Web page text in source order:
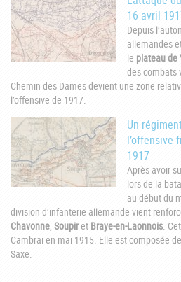
16 avril
Depuis
allemandes
le plateau de
des combats
Chemin des Dames devient une zone
l’offensive de 1917.
Un
l’offensive
1917
Après avoir
lors de la
au début du
division d’infanterie allemande vient
Chavonne, Soupiret Braye-en-Laonnois.
Cambrai en mai 1915. Elle est composée
Saxe.